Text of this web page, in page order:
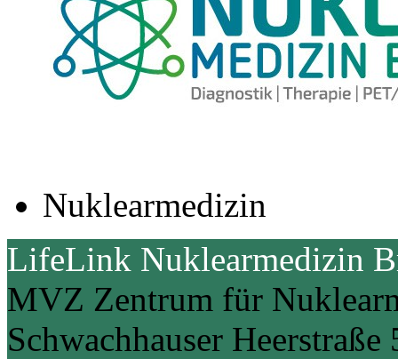
Nuklearmedizin
LifeLink Nuklearmedizin
MVZ Zentrum für
Schwachhauser